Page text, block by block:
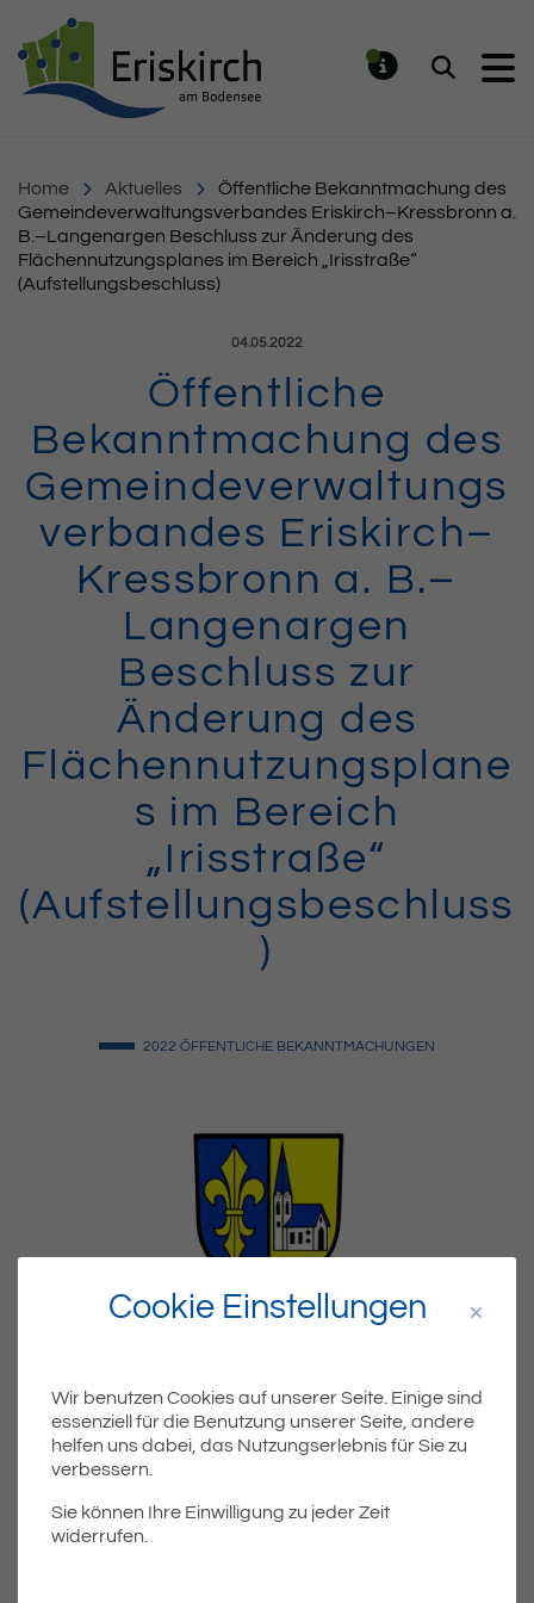
Suchen
Home Aktuelles
Öffentliche Bekanntmachung des
Gemeindeverwaltungsverbandes Eriskirch–Kressbronn a.
B.–Langenargen Beschluss zur Änderung des
Flächennutzungsplanes im Bereich „Irisstraße“
(Aufstellungsbeschluss)
Veröffentlicht am:
04.05.2022
Öffentliche
Bekanntmachung des
Gemeindeverwaltungs
verbandes Eriskirch–
Kressbronn a. B.–
Langenargen
Beschluss zur
Änderung des
Flächennutzungsplane
s im Bereich
„Irisstraße“
(Aufstellungsbeschluss
)
2022 ÖFFENTLICHE BEKANNTMACHUNGEN
Bekanntmachung
Teile Beitrag:
Cookie Einstellungen
Wir benutzen Cookies auf unserer Seite. Einige sind
essenziell für die Benutzung unserer Seite, andere
helfen uns dabei, das Nutzungserlebnis für Sie zu
verbessern.
Sie können Ihre Einwilligung zu jeder Zeit
widerrufen.